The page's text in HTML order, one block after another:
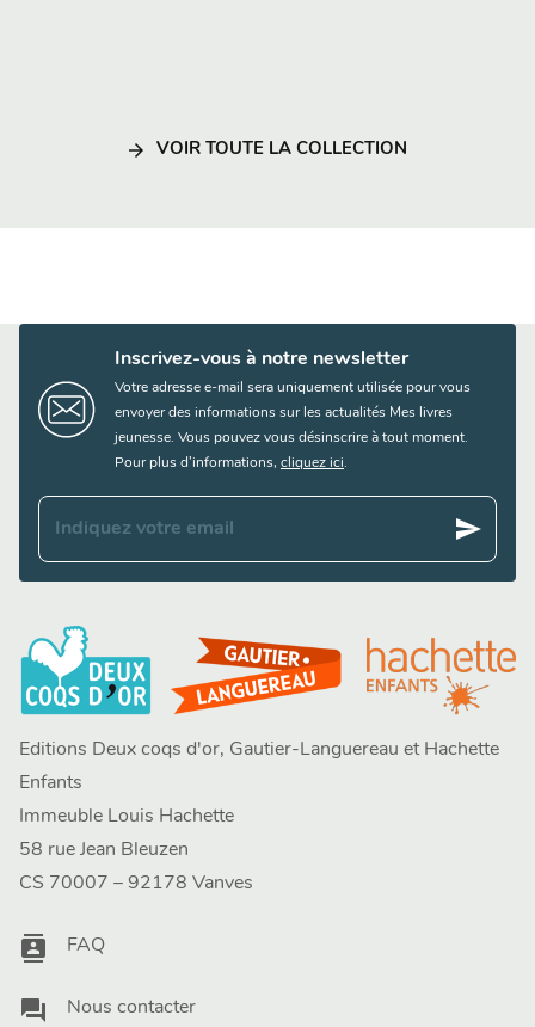
arrow_forward VOIR TOUTE LA COLLECTION
Inscrivez-vous à notre newsletter
Votre adresse e-mail sera uniquement utilisée pour vous
envoyer des informations sur les actualités Mes livres
jeunesse. Vous pouvez vous désinscrire à tout moment.
Pour plus d’informations, cliquez ici.
Indiquez votre email send
Editions Deux coqs d'or, Gautier-Languereau et Hachette
Enfants
Immeuble Louis Hachette
58 rue Jean Bleuzen
CS 70007 – 92178 Vanves
contacts FAQ
question_answer Nous contacter